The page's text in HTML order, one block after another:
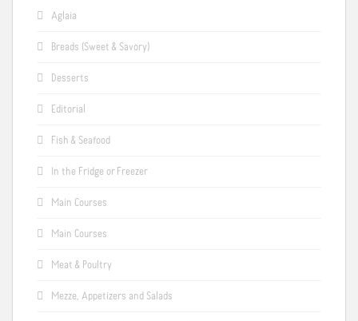
Aglaia
Breads (Sweet & Savory)
Desserts
Editorial
Fish & Seafood
In the Fridge or Freezer
Main Courses
Main Courses
Meat & Poultry
Mezze, Appetizers and Salads